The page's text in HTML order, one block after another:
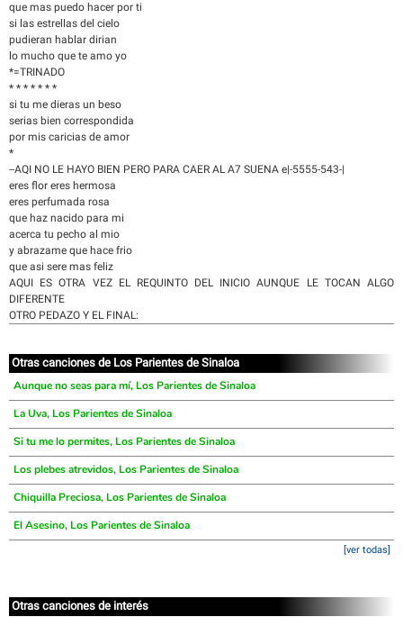
que mas puedo hacer por ti
si las estrellas del cielo
pudieran hablar dirian
lo mucho que te amo yo
*=TRINADO
* * * * * * *
si tu me dieras un beso
serias bien correspondida
por mis caricias de amor
*
--AQI NO LE HAYO BIEN PERO PARA CAER AL A7 SUENA e|-5555-543-|
eres flor eres hermosa
eres perfumada rosa
que haz nacido para mi
acerca tu pecho al mio
y abrazame que hace frio
que asi sere mas feliz
AQUI ES OTRA VEZ EL REQUINTO DEL INICIO AUNQUE LE TOCAN ALGO
DIFERENTE
OTRO PEDAZO Y EL FINAL:
Otras canciones de Los Parientes de Sinaloa
Aunque no seas para mí, Los Parientes de Sinaloa
La Uva, Los Parientes de Sinaloa
Si tu me lo permites, Los Parientes de Sinaloa
Los plebes atrevidos, Los Parientes de Sinaloa
Chiquilla Preciosa, Los Parientes de Sinaloa
El Asesino, Los Parientes de Sinaloa
[ver todas]
Otras canciones de interés